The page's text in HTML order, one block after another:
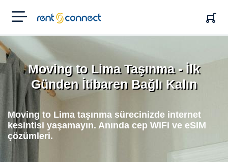
RENT'N
CONNECT
Moving to Lima Taşınma - İlk
Günden İtibaren Bağlı Kalın
Moving to Lima taşınma sürecinizde internet
kesintisi yaşamayın. Anında cep WiFi ve eSIM
çözümleri.